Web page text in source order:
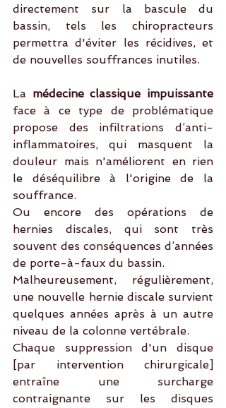
directement sur la bascule du
bassin, tels les chiropracteurs
permettra d'éviter les récidives, et
de nouvelles souffrances inutiles.
La médecine classique impuissante
face à ce type de problématique
propose des infiltrations d’anti-
inflammatoires, qui masquent la
douleur mais n'améliorent en rien
le déséquilibre à l'origine de la
souffrance.
Ou encore des opérations de
hernies discales, qui sont très
souvent des conséquences d’années
de porte-à-faux du bassin.
Malheureusement, régulièrement,
une nouvelle hernie discale survient
quelques années après à un autre
niveau de la colonne vertébrale.
Chaque suppression d'un disque
[par intervention chirurgicale]
entraîne une surcharge
contraignante sur les disques